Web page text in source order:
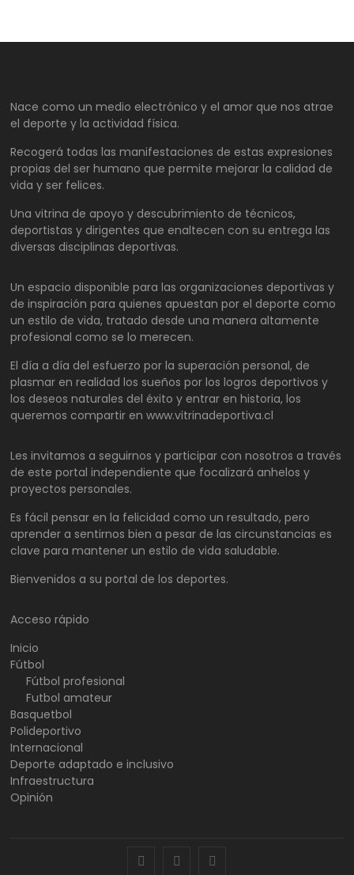
Nace como un medio electrónico y el amor que nos atrae
el deporte y la actividad física.
Recogerá todas las manifestaciones de estas expresiones
propias del ser humano que permite mejorar la calidad de
vida y ser felices.
Una vitrina de apoyo y descubrimiento de técnicos,
deportistas y dirigentes que enaltecen con su entrega las
diversas disciplinas deportivas.
Un espacio disponible para las organizaciones deportivas y
de inspiración para quienes apuestan por el deporte como
un estilo de vida, tratado desde una manera altamente
profesional como se lo merecen.
El día a día del esfuerzo por la superación personal, de
plasmar en realidad los sueños por los logros deportivos y
los deseos naturales del éxito y entrar en historia, los
queremos compartir en www.vitrinadeportiva.cl
Les invitamos a seguirnos y participar con nosotros a través
de este portal independiente que focalizará anhelos y
proyectos personales.
Es fácil pensar en la felicidad como un resultado, pero
aprender a sentirnos bien a pesar de las circunstancias es
clave para mantener un estilo de vida saludable.
Bienvenidos a su portal de los deportes.
Acceso rápido
Inicio
Fútbol
Fútbol profesional
Futbol amateur
Basquetbol
Polideportivo
Internacional
Deporte adaptado e inclusivo
Infraestructura
Opinión
facebook twitter